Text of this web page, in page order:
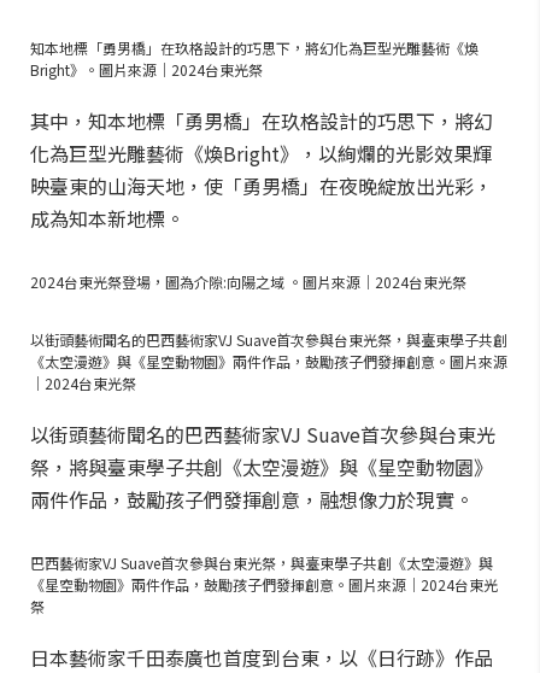
知本地標「勇男橋」在玖格設計的巧思下，將幻化為巨型光雕藝術《煥
Bright》。圖片來源｜2024台東光祭
其中，知本地標「勇男橋」在玖格設計的巧思下，將幻
化為巨型光雕藝術《煥Bright》，以絢爛的光影效果輝
映臺東的山海天地，使「勇男橋」在夜晚綻放出光彩，
成為知本新地標。
2024台東光祭登場，圖為介隙:向陽之域 。圖片來源｜2024台東光祭
以街頭藝術聞名的巴西藝術家VJ Suave首次參與台東光祭，與臺東學子共創
《太空漫遊》與《星空動物園》兩件作品，鼓勵孩子們發揮創意。圖片來源
｜2024台東光祭
以街頭藝術聞名的巴西藝術家VJ Suave首次參與台東光
祭，將與臺東學子共創《太空漫遊》與《星空動物園》
兩件作品，鼓勵孩子們發揮創意，融想像力於現實。
巴西藝術家VJ Suave首次參與台東光祭，與臺東學子共創《太空漫遊》與
《星空動物園》兩件作品，鼓勵孩子們發揮創意。圖片來源｜2024台東光
祭
日本藝術家千田泰廣也首度到台東，以《日行跡》作品